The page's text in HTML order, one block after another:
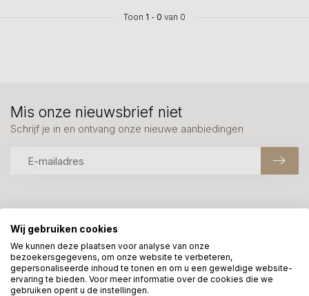
Toon 1 - 0 van 0
We helpen graag met uw keuze of geven advies, bel of app
ons 7 dagen per week: 06-23643267
Klantenservice
Mis onze nieuwsbrief niet
Schrijf je in en ontvang onze nieuwe aanbiedingen
Wij gebruiken cookies
We kunnen deze plaatsen voor analyse van onze
bezoekersgegevens, om onze website te verbeteren,
gepersonaliseerde inhoud te tonen en om u een geweldige website-
ervaring te bieden. Voor meer informatie over de cookies die we
gebruiken opent u de instellingen.